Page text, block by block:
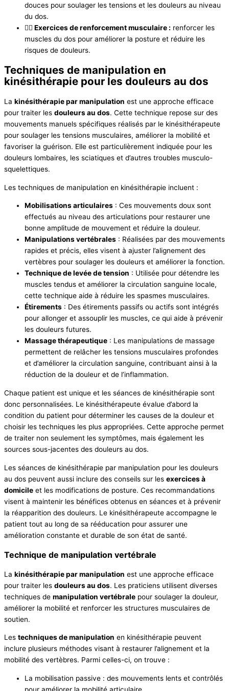
douces pour soulager les tensions et les douleurs au niveau
du dos.
🚶‍♀️ Exercices de renforcement musculaire : renforcer les
muscles du dos pour améliorer la posture et réduire les
risques de douleurs.
Techniques de manipulation en
kinésithérapie pour les douleurs au dos
La kinésithérapie par manipulation est une approche efficace
pour traiter les douleurs au dos. Cette technique repose sur des
mouvements manuels spécifiques réalisés par le kinésithérapeute
pour soulager les tensions musculaires, améliorer la mobilité et
favoriser la guérison. Elle est particulièrement indiquée pour les
douleurs lombaires, les sciatiques et d’autres troubles musculo-
squelettiques.
Les techniques de manipulation en kinésithérapie incluent :
Mobilisations articulaires : Ces mouvements doux sont
effectués au niveau des articulations pour restaurer une
bonne amplitude de mouvement et réduire la douleur.
Manipulations vertébrales : Réalisées par des mouvements
rapides et précis, elles visent à ajuster l’alignement des
vertèbres pour soulager les douleurs et améliorer la fonction.
Technique de levée de tension : Utilisée pour détendre les
muscles tendus et améliorer la circulation sanguine locale,
cette technique aide à réduire les spasmes musculaires.
Étirements : Des étirements passifs ou actifs sont intégrés
pour allonger et assouplir les muscles, ce qui aide à prévenir
les douleurs futures.
Massage thérapeutique : Les manipulations de massage
permettent de relâcher les tensions musculaires profondes
et d’améliorer la circulation sanguine, contribuant ainsi à la
réduction de la douleur et de l’inflammation.
Chaque patient est unique et les séances de kinésithérapie sont
donc personnalisées. Le kinésithérapeute évalue d’abord la
condition du patient pour déterminer les causes de la douleur et
choisir les techniques les plus appropriées. Cette approche permet
de traiter non seulement les symptômes, mais également les
sources sous-jacentes des douleurs au dos.
Les séances de kinésithérapie par manipulation pour les douleurs
au dos peuvent aussi inclure des conseils sur les exercices à
domicile et les modifications de posture. Ces recommandations
visent à maintenir les bénéfices obtenus en séances et à prévenir
la réapparition des douleurs. Le kinésithérapeute accompagne le
patient tout au long de sa rééducation pour assurer une
amélioration constante et durable de son état de santé.
Technique de manipulation vertébrale
La kinésithérapie par manipulation est une approche efficace
pour traiter les douleurs au dos. Les praticiens utilisent diverses
techniques de manipulation vertébrale pour soulager la douleur,
améliorer la mobilité et renforcer les structures musculaires de
soutien.
Les techniques de manipulation en kinésithérapie peuvent
inclure plusieurs méthodes visant à restaurer l’alignement et la
mobilité des vertèbres. Parmi celles-ci, on trouve :
La mobilisation passive : des mouvements lents et contrôlés